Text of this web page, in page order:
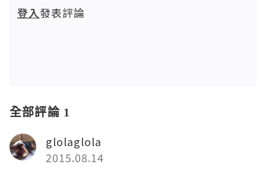
登入發表評論
全部評論 1
glolaglola
2015.08.14